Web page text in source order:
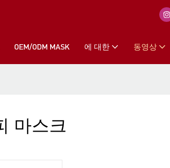
OEM/ODM MASK 에 대한 동영상
마스크